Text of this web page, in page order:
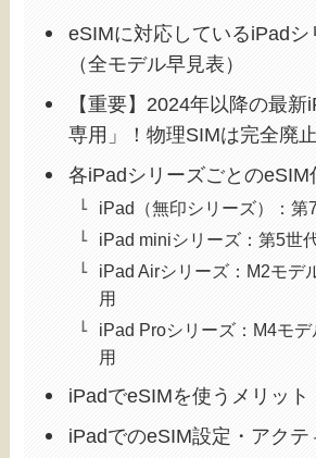
eSIMに対応しているiPadシ
（全モデル早見表）
【重要】2024年以降の最
専用」！物理SIMは完全廃止
各iPadシリーズごとのeSIM
iPad（無印シリーズ）：第
iPad miniシリーズ：第5世
iPad Airシリーズ：M2モデ
用
iPad Proシリーズ：M4モ
用
iPadでeSIMを使うメリット
iPadでのeSIM設定・アクテ